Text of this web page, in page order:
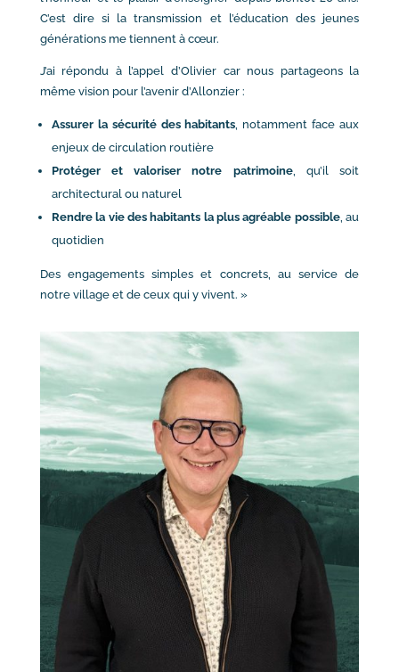
C’est dire si la transmission et l’éducation des jeunes
générations me tiennent à cœur.
J’ai répondu à l’appel d’Olivier car nous partageons la
même vision pour l’avenir d’Allonzier :
Assurer la sécurité des habitants, notamment face aux
enjeux de circulation routière
Protéger et valoriser notre patrimoine, qu’il soit
architectural ou naturel
Rendre la vie des habitants la plus agréable possible, au
quotidien
Des engagements simples et concrets, au service de
notre village et de ceux qui y vivent. »